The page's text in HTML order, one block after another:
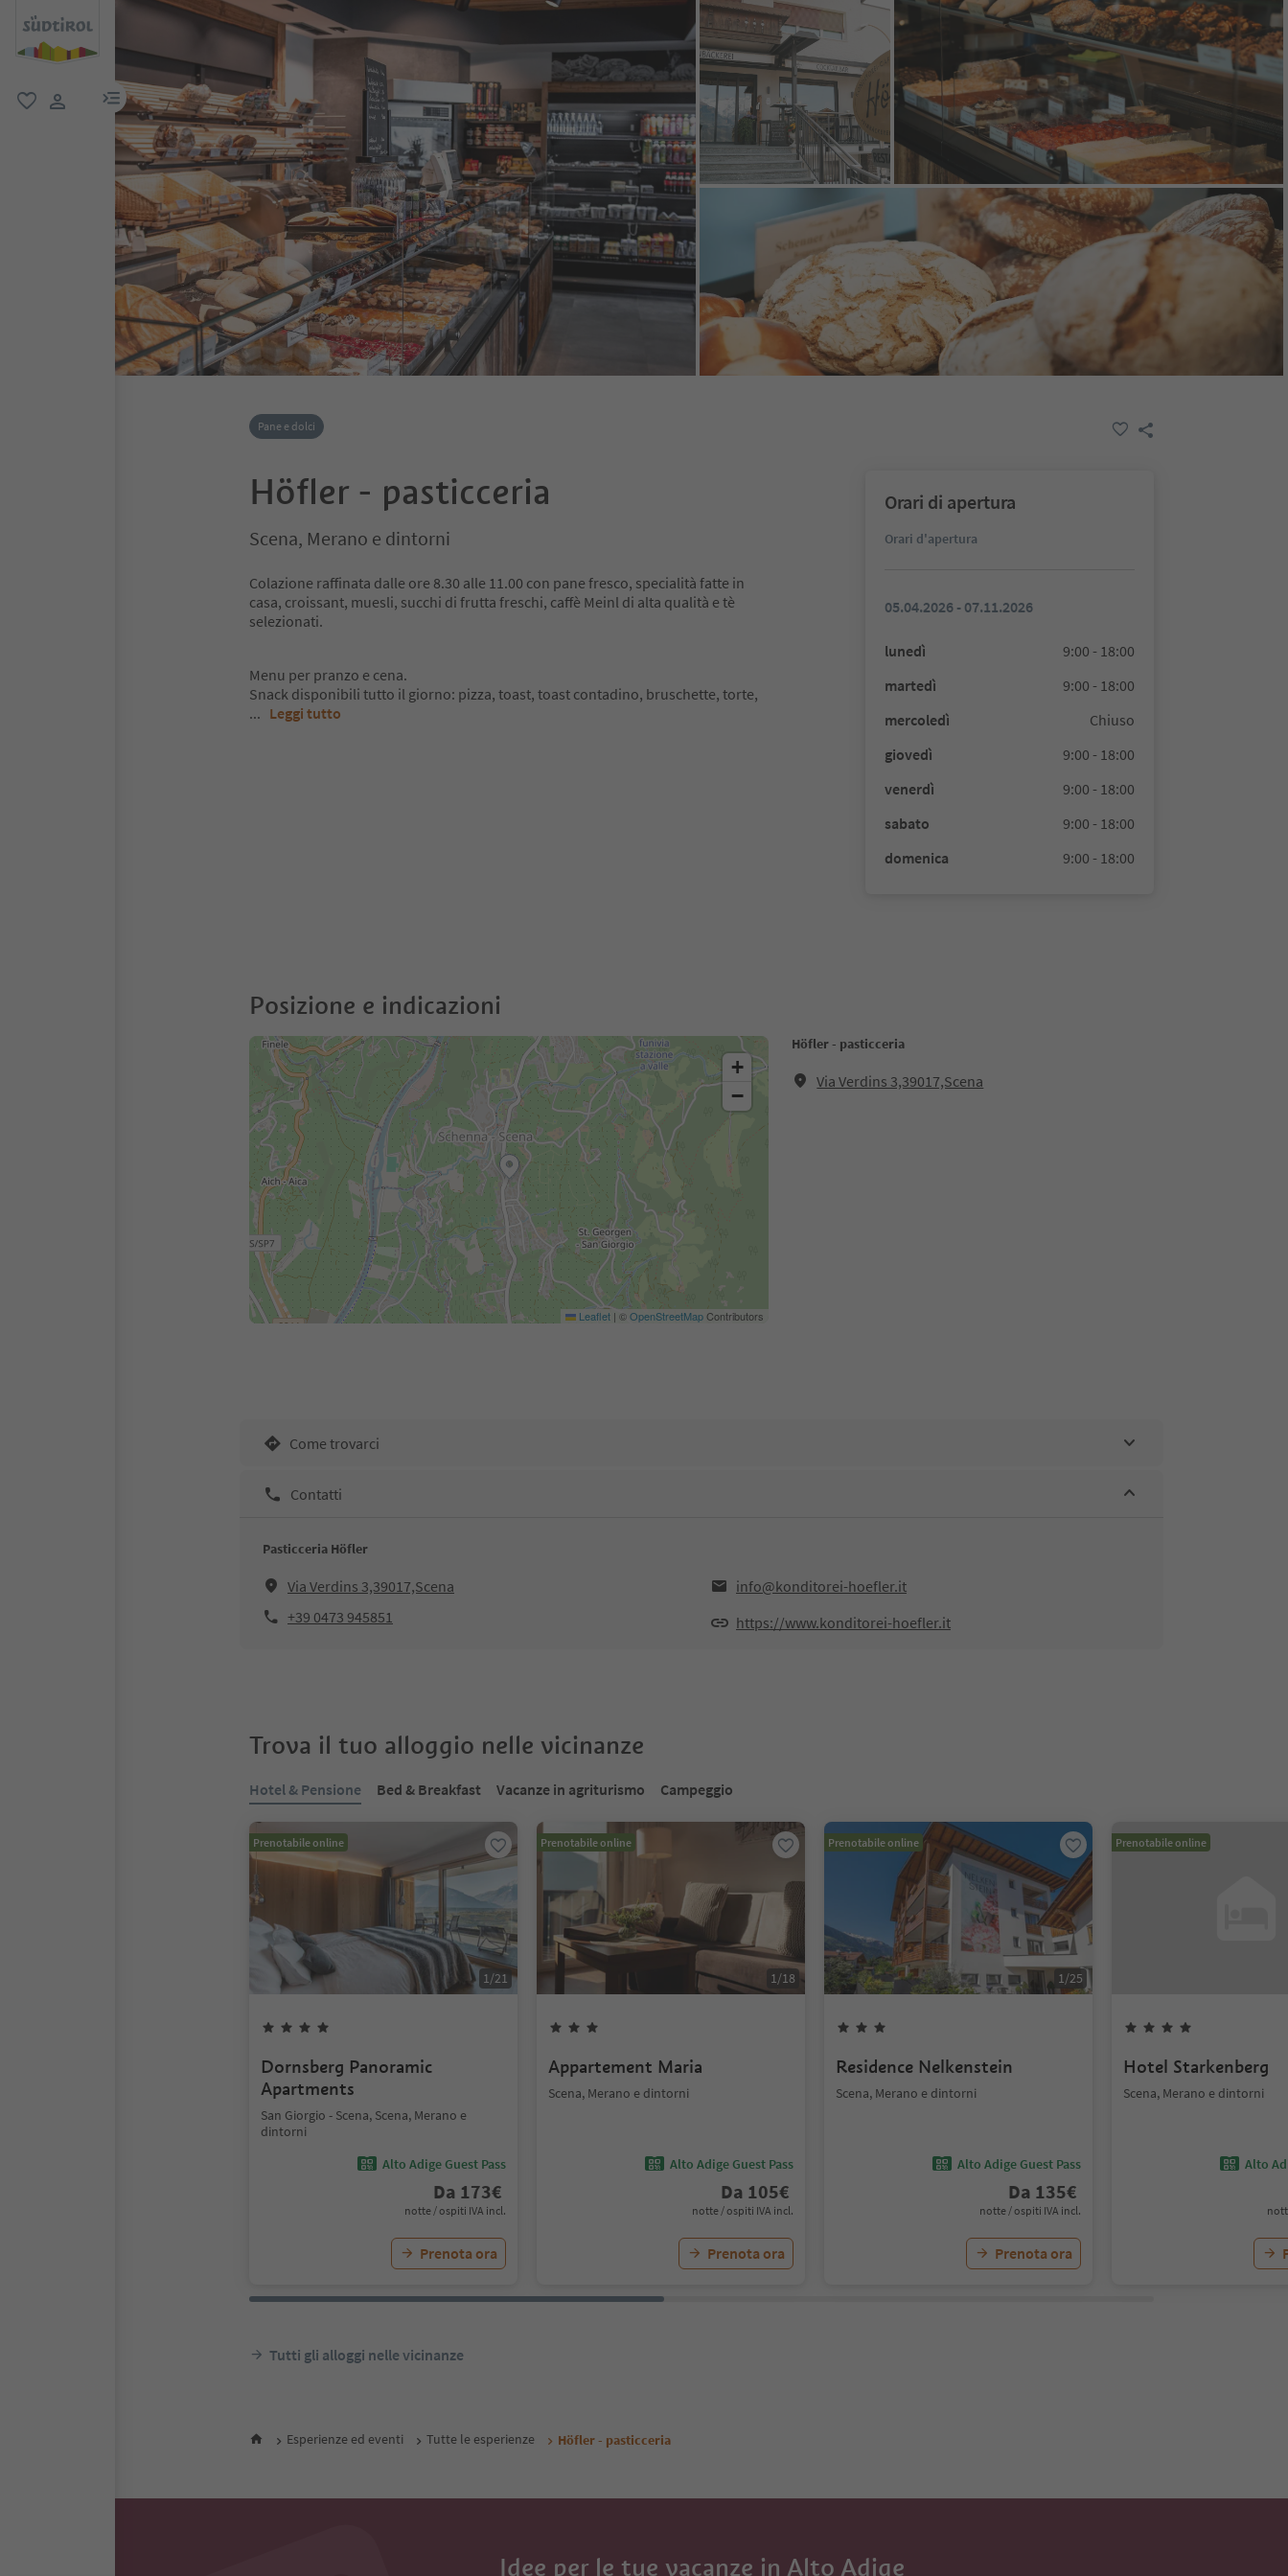
menu link
Pane e dolci
Höfler - pasticceria
Scena, Merano e dintorni
Colazione raffinata dalle ore 8.30 alle 11.00 con pane fresco, specialità fatte in
casa, croissant, muesli, succhi di frutta freschi, caffè Meinl di alta qualità e tè
selezionati.
Menu per pranzo e cena.
Snack disponibili tutto il giorno: pizza, toast, toast contadino, bruschette, torte,
... Leggi tutto
Orari di apertura
Orari d'apertura
05.04.2026 - 07.11.2026
lunedì
9:00 - 18:00
martedì
9:00 - 18:00
mercoledì
Chiuso
giovedì
9:00 - 18:00
venerdì
9:00 - 18:00
sabato
9:00 - 18:00
domenica
9:00 - 18:00
Posizione e indicazioni
Höfler - pasticceria
Via Verdins 3,39017,Scena
+
−
Leaflet | ©OpenStreetMapContributors
Come trovarci
Contatti
Pasticceria Höfler
Via Verdins 3,39017,Scena
info@konditorei-hoefler.it
+39 0473 945851
https://www.konditorei-hoefler.it
Trova il tuo alloggio nelle vicinanze
Hotel & Pensione Bed & Breakfast Vacanze in agriturismo Campeggio
Prenotabile online
1/21
Dornsberg Panoramic
Apartments
San Giorgio - Scena, Scena, Merano e
dintorni
Alto Adige Guest Pass
Da 173€
notte / ospiti IVA incl.
Prenota ora
Prenotabile online
1/18
Appartement Maria
Scena, Merano e dintorni
Alto Adige Guest Pass
Da 105€
notte / ospiti IVA incl.
Prenota ora
Prenotabile online
1/25
Residence Nelkenstein
Scena, Merano e dintorni
Alto Adige Guest Pass
Da 135€
notte / ospiti IVA incl.
Prenota ora
Prenotabile online
Hotel Starkenberg
Scena, Merano e dintorni
Alto
Tutti gli alloggi nelle vicinanze
Esperienze ed eventi Tutte le esperienze Höfler - pasticceria
Idee per le tue vacanze in Alto Adige